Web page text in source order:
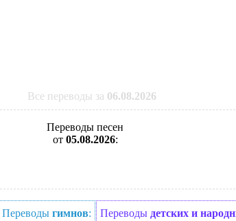
Все переводы за 06.08.2026
Переводы песен
от 05.08.2026:
Переводы гимнов: Переводы детских и